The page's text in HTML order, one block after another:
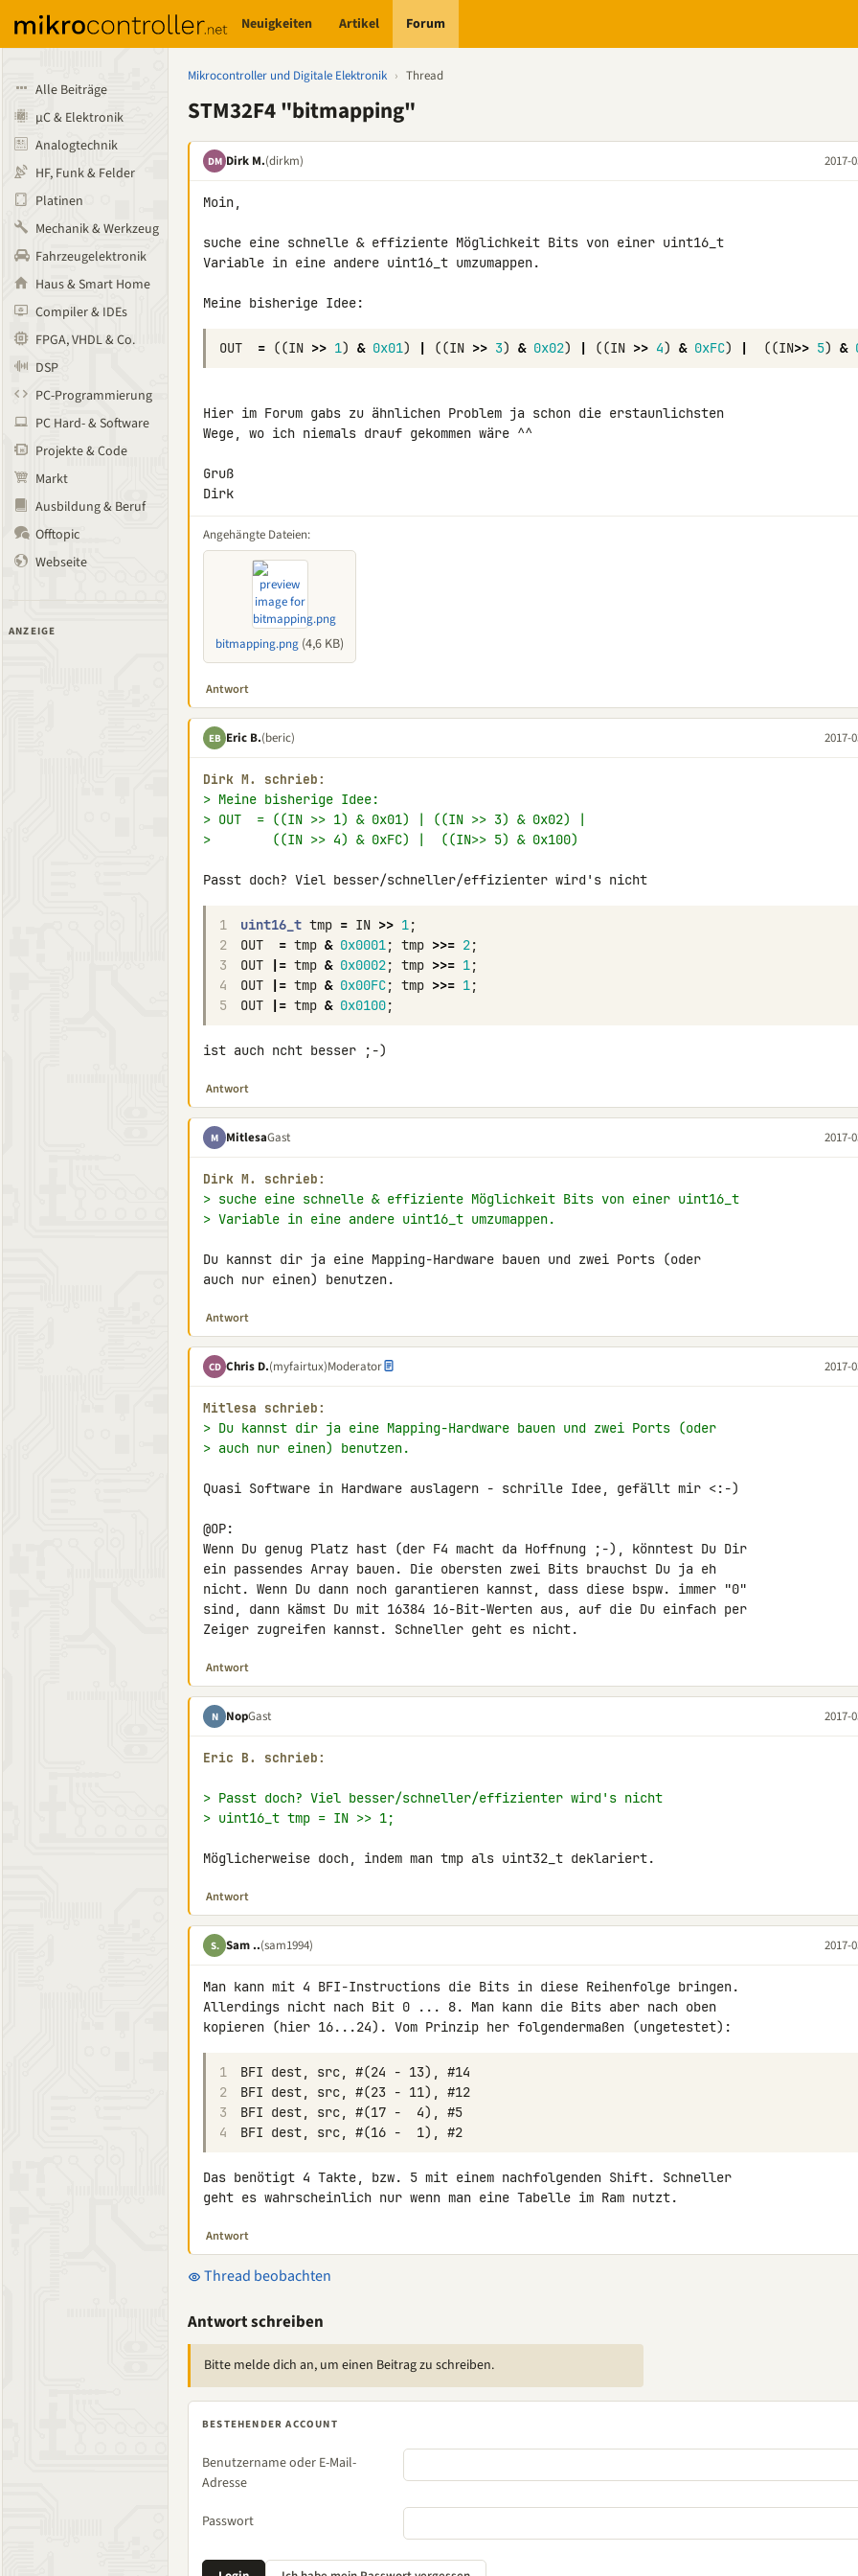
Neuigkeiten Artikel Forum
Alle Beiträge
µC & Elektronik
Analogtechnik
HF, Funk & Felder
Platinen
Mechanik & Werkzeug
Fahrzeugelektronik
Haus & Smart Home
Compiler & IDEs
FPGA, VHDL & Co.
DSP
PC-Programmierung
PC Hard- & Software
Projekte & Code
Markt
Ausbildung & Beruf
Offtopic
Webseite
ANZEIGE
Mikrocontroller und Digitale Elektronik › Thread
STM32F4 "bitmapping"
DM Dirk M.(dirkm) 2017-
Moin,
suche eine schnelle & effiziente Möglichkeit Bits von einer uint16_t
Variable in eine andere uint16_t umzumappen.
Meine bisherige Idee:
OUT = ((IN >> 1) & 0x01) | ((IN >> 3) & 0x02) | ((IN >> 4) & 0xFC) | ((IN>> 5) &
Hier im Forum gabs zu ähnlichen Problem ja schon die erstaunlichsten
Wege, wo ich niemals drauf gekommen wäre ^^
Gruß
Dirk
Angehängte Dateien:
bitmapping.png (4,6 KB)
Antwort
EB Eric B.(beric) 2017-
Dirk M. schrieb:
> Meine bisherige Idee:
> OUT  = ((IN >> 1) & 0x01) | ((IN >> 3) & 0x02) |
>        ((IN >> 4) & 0xFC) |  ((IN>> 5) & 0x100)
1 uint16_t tmp = IN >> 1;
2
OUT = tmp & 0x0001; tmp >>= 2;
3
OUT |= tmp & 0x0002; tmp >>= 1;
4
OUT |= tmp & 0x00FC; tmp >>= 1;
5
OUT |= tmp & 0x0100;
ist auch ncht besser ;-)
Antwort
M MitlesaGast 2017-
Dirk M. schrieb:
> suche eine schnelle & effiziente Möglichkeit Bits von einer uint16_t
> Variable in eine andere uint16_t umzumappen.
Du kannst dir ja eine Mapping-Hardware bauen und zwei Ports (oder
auch nur einen) benutzen.
Antwort
CD Chris D.(myfairtux)Moderator 2017-
Mitlesa schrieb:
> Du kannst dir ja eine Mapping-Hardware bauen und zwei Ports (oder
> auch nur einen) benutzen.
Quasi Software in Hardware auslagern - schrille Idee, gefällt mir <:-)
@OP:
Wenn Du genug Platz hast (der F4 macht da Hoffnung ;-), könntest Du Dir
ein passendes Array bauen. Die obersten zwei Bits brauchst Du ja eh
nicht. Wenn Du dann noch garantieren kannst, dass diese bspw. immer "0"
sind, dann kämst Du mit 16384 16-Bit-Werten aus, auf die Du einfach per
Zeiger zugreifen kannst. Schneller geht es nicht.
Antwort
N NopGast 2017-
Eric B. schrieb:
> Passt doch? Viel besser/schneller/effizienter wird's nicht
> uint16_t tmp = IN >> 1;
Möglicherweise doch, indem man tmp als uint32_t deklariert.
Antwort
S. Sam ..(sam1994) 2017-
Man kann mit 4 BFI-Instructions die Bits in diese Reihenfolge bringen.
Allerdings nicht nach Bit 0 ... 8. Man kann die Bits aber nach oben
kopieren (hier 16...24). Vom Prinzip her folgendermaßen (ungetestet):
1
2
3
4
Das benötigt 4 Takte, bzw. 5 mit einem nachfolgenden Shift. Schneller
geht es wahrscheinlich nur wenn man eine Tabelle im Ram nutzt.
Antwort
Thread beobachten
Antwort schreiben
Bitte melde dich an, um einen Beitrag zu schreiben.
BESTEHENDER ACCOUNT
Benutzername oder E-Mail-
Adresse
Passwort